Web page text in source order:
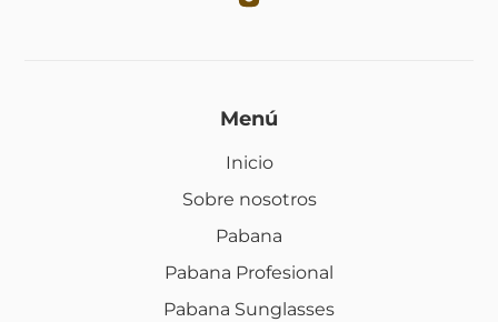
Menú
Inicio
Sobre nosotros
Pabana
Pabana Profesional
Pabana Sunglasses